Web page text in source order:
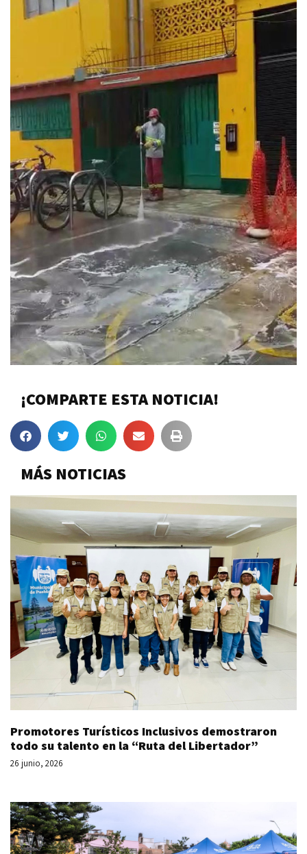
¡COMPARTE ESTA NOTICIA!
MÁS NOTICIAS
Promotores Turísticos Inclusivos demostraron
todo su talento en la “Ruta del Libertador”
26 junio, 2026